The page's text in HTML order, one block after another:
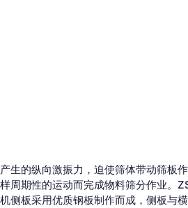
的纵向激振力，迫使筛体带动筛板作
周期性的运动而完成物料筛分作业
筛机侧板采用优质钢板制作而成，侧板与